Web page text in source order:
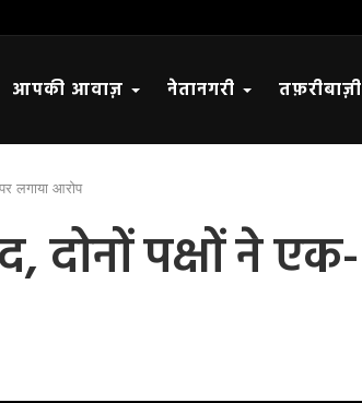
आपकी आवाज़ नेतानगरी तफ़रीबाज़ी
लगाया आरोप
दोनों पक्षों ने एक-